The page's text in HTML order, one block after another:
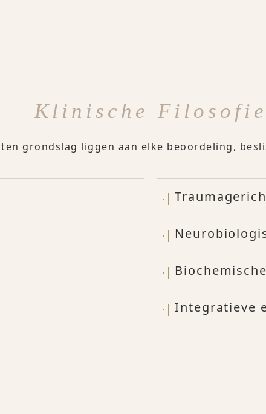
Klinische Filosofie
grondslag liggen aan elke beoordeling,
Integratieve